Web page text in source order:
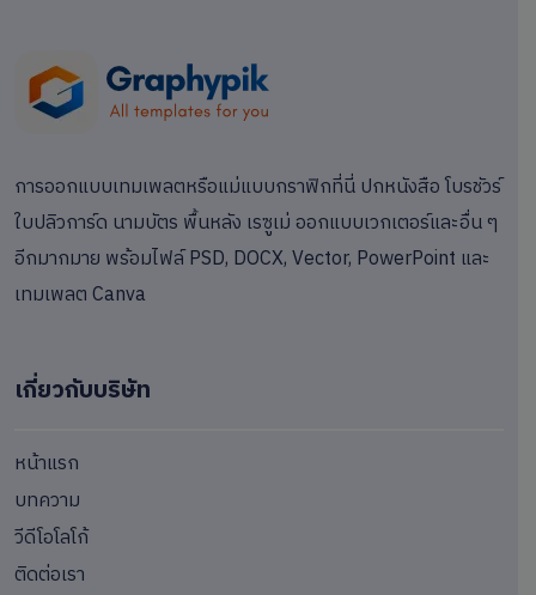
การออกแบบเทมเพลตหรือแม่แบบกราฟิกที่นี่ ปกหนังสือ โบรชัวร์
ใบปลิวการ์ด นามบัตร พื้นหลัง เรซูเม่ ออกแบบเวกเตอร์และอื่น ๆ
อีกมากมาย พร้อมไฟล์ PSD, DOCX, Vector, PowerPoint และ
เทมเพลต Canva
เกี่ยวกับบริษัท
หน้าแรก
บทความ
วีดีโอโลโก้
ติดต่อเรา